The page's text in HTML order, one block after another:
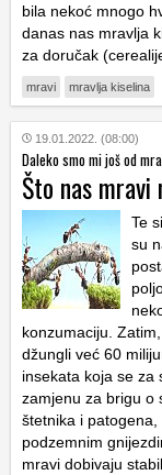
bila nekoć mnogo
danas nas mravlja
za doručak
mravi mravlja kiselina
19.01.2022. (08:00)
Daleko smo mi još od
Što nas
Te
su
konzumaciju. Zatim,
džungli već 60
insekata koja se za
zamjenu za brigu o
štetnika i
podzemnim
mravi dobivaju